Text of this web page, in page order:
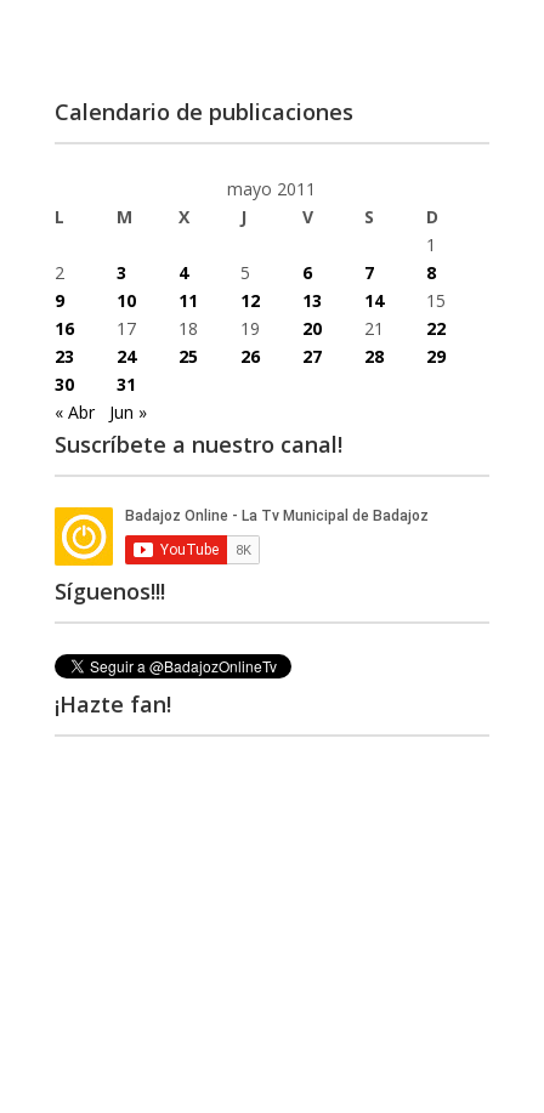
Calendario de publicaciones
mayo 2011
L
M X J V S
D
1
2
3 4 5 6 7
8
9
10 11 12 13 14
15
16
17 18 19 20 21
22
23
24 25 26 27 28
29
30
31
« Abr
Jun »
Suscríbete a nuestro canal!
Síguenos!!!
¡Hazte fan!